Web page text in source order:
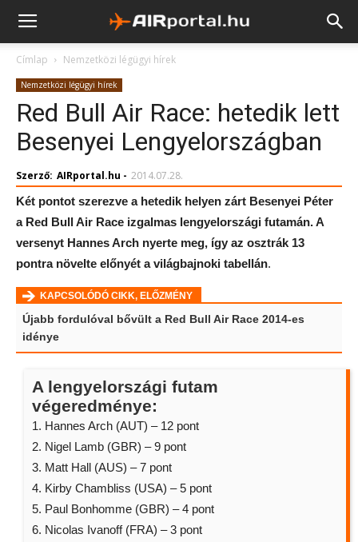
Címlap Nemzetközi légügyi hírek
Nemzetközi légügyi hírek
Red Bull Air Race: hetedik lett
Besenyei Lengyelországban
Szerző: AIRportal.hu - 2014.07.28.
Két pontot szerezve a hetedik helyen zárt Besenyei Péter
a Red Bull Air Race izgalmas lengyelországi futamán. A
versenyt Hannes Arch nyerte meg, így az osztrák 13
pontra növelte előnyét a világbajnoki tabellán.
KAPCSOLÓDÓ CIKK, ELŐZMÉNY
Újabb fordulóval bővült a Red Bull Air Race 2014-es
idénye
A lengyelországi futam
végeredménye:
1. Hannes Arch (AUT) – 12 pont
2. Nigel Lamb (GBR) – 9 pont
3. Matt Hall (AUS) – 7 pont
4. Kirby Chambliss (USA) – 5 pont
5. Paul Bonhomme (GBR) – 4 pont
6. Nicolas Ivanoff (FRA) – 3 pont